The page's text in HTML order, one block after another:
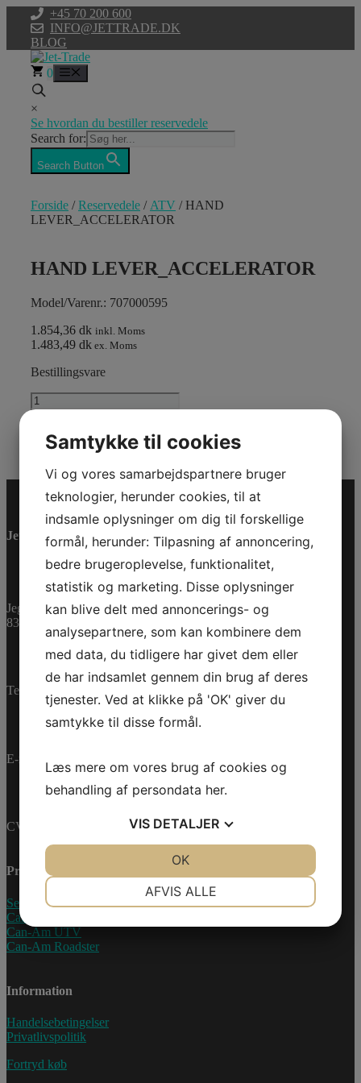
indhold
+45 70 200 600
INFO@JETTRADE.DK
BLOG
0
×
Se hvordan du bestiller reservedele
Search for:
Search Button
Forside /Reservedele / ATV / HAND
LEVER_ACCELERATOR
HAND LEVER_ACCELERATOR
Model/Varenr.: 707000595
1.854,36 dk inkl. Moms
1.483,49 dk ex. Moms
Bestillingsvare
HAND
LEVER_ACCELERATOR
Varenummer (SKU): 707000595 Kategorier:
Reservedele
Jet-Trade Powersport
Jegstrupvej 280
8361 Hasselager
Telefon:
E-mail:
CVR-nummer: 27233678
Produkter
Sea-Doo Vandscooter
Can-Am ATV
Can-Am UTV
Can-Am Roadster
Information
Handelsebetingelser
Privatlivspolitik
Fortryd køb
Samtykke til cookies
Vi og vores samarbejdspartnere bruger
teknologier, herunder cookies, til at
indsamle oplysninger om dig til forskellige
formål, herunder: Tilpasning af annoncering,
bedre brugeroplevelse, funktionalitet,
statistik og marketing. Disse oplysninger
kan blive delt med annoncerings- og
analysepartnere, som kan kombinere dem
med data, du tidligere har givet dem eller
de har indsamlet gennem din brug af deres
tjenester. Ved at klikke på 'OK' giver du
samtykke til disse formål.
Læs mere om vores brug af cookies og
behandling af persondata her.
VIS DETALJER
MARKETING
AFVIS ALLE
OK